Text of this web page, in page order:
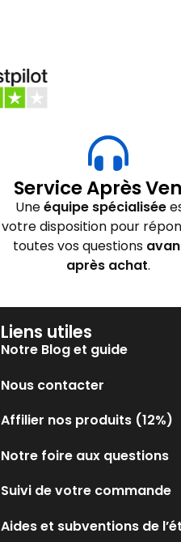
Service Après
Uneéquipe spécialisée
votre disposition pour
toutes vos questions
après achat.
Liens utiles
Notre Blog et guide
Nous contacter
Affilier nos produits (12%)
Notre foire aux questions
Suivi de votre commande
Aides et subventions de